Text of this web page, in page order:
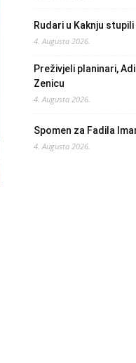
Rudari u Kaknju
4. Augusta 2026.
Preživjeli planinari,
Zenicu
4. Augusta 2026.
Spomen za Fadila
4. Augusta 2026.